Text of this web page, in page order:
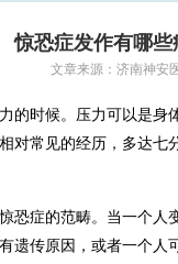
惊恐症发作有哪些
文章来源：济南神安
的时候。压力可以是
对常见的经历，多达
恐症的范畴。当一个
遗传原因，或者一个